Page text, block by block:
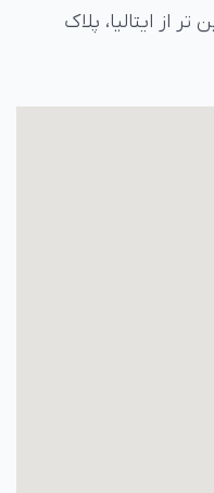
از ايتاليا، پلاک